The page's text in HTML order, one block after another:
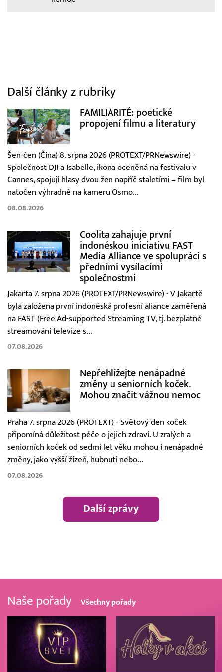
Další články z rubriky
FAMILIARITÉ: poetické
propojení filmu a literatury
Šen-čen (Čína) 8. srpna 2026 (PROTEXT/PRNewswire) -
Společnost DJI a Isabelle, ikona oceněná na festivalu v
Cannes, spojují hlasy dvou žen napříč staletími – film byl
natočen výhradně na kameru Osmo...
08.08.2026
Coolita zahajuje první
indonéskou iniciativu FAST
Media Alliance ve spolupráci s
předními vysílacími
společnostmi
Jakarta 7. srpna 2026 (PROTEXT/PRNewswire) - V Jakartě
byla založena první indonéská profesní aliance zaměřená
na FAST (Free Ad-supported Streaming TV, tj. bezplatné
streamování televize s...
07.08.2026
Nepřehlížejte nenápadné
změny u seniorních koček.
Mohou značit vážnou nemoc
Praha 7. srpna 2026 (PROTEXT) - Světový den koček
připomíná důležitost péče o jejich zdraví. U zralých a
seniorních koček od sedmi let věku mohou i nenápadné
změny, jako vyšší žízeň, hubnutí nebo...
07.08.2026
Další zprávy
Naše pořady Všechny pořady